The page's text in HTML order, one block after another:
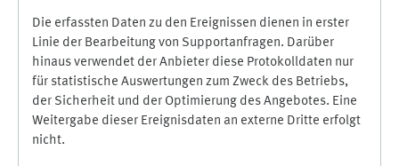
Die erfassten Daten zu den Ereignissen dienen in erster
Linie der Bearbeitung von Supportanfragen. Darüber
hinaus verwendet der Anbieter diese Protokolldaten nur
für statistische Auswertungen zum Zweck des Betriebs,
der Sicherheit und der Optimierung des Angebotes. Eine
Weitergabe dieser Ereignisdaten an externe Dritte erfolgt
nicht.